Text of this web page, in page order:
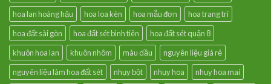
hoa lan hoàng hậu
hoa loa kèn hoa mẫu đơn
hoa trang trí
hoa đất sài gòn
hoa đất sét bình tiên
hoa đất sét quận 8
khuôn hoa lan
khuôn nhôm màu dầu
nguyên liệu giá rẻ
nguyên liệu làm hoa đất sét
nhụy bột nhụy hoa nhụy hoa mai